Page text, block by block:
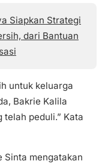
Siapkan Strategi
dari Bantuan
untuk keluarga
Bakrie Kalila
telah peduli.” Kata
Sinta mengatakan